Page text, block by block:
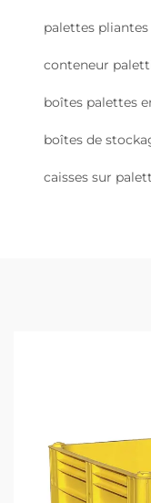
palettes
conteneur
boîtes palettes
boîtes de
caisses sur